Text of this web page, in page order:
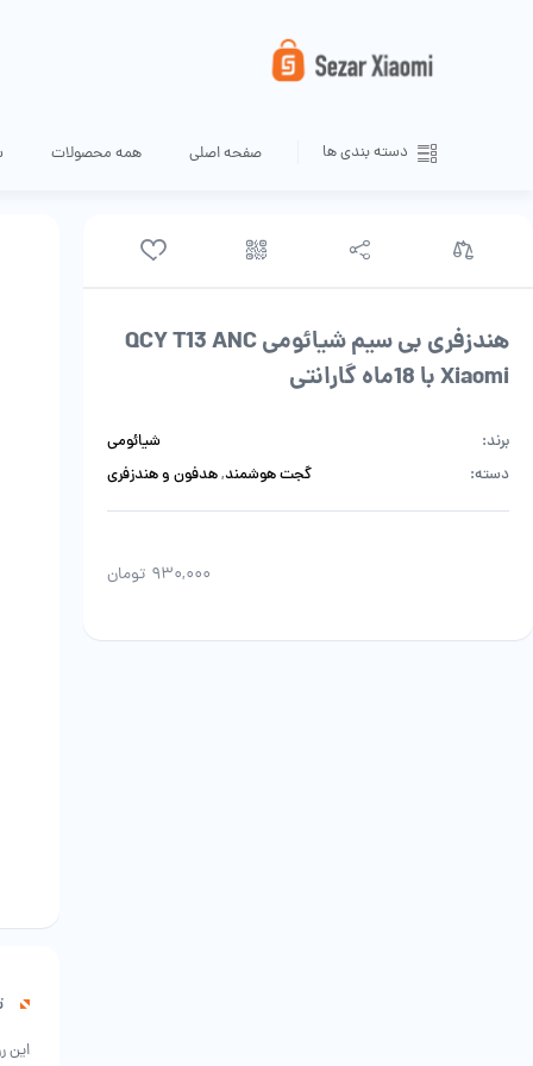
دسته بندی ها صفحه اصلی همه محصولات
هندزفری بی سیم شیائومی QCY T13 ANC
Xiaomi با 18ماه گارانتی
برند:
شیائومی
دسته:
گجت هوشمند,هدفون و هندزفری
۹۳۰,۰۰۰ تومان
این